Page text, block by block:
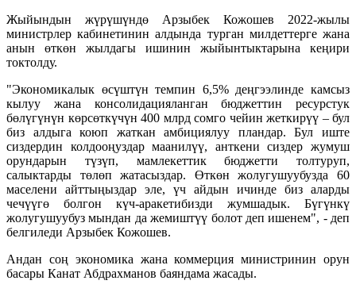
Жыйындын жүрүшүндө Арзыбек Кожошев 2022-жылы
министрлер кабинетинин алдында турган милдеттерге жана
анын өткөн жылдагы ишинин жыйынтыктарына кеңири
токтолду.
"Экономикалык өсүштүн темпин 6,5% деңгээлинде камсыз
кылуу жана консолидацияланган бюджеттин ресурстук
бөлүгүнүн көрсөткүчүн 400 млрд сомго чейин жеткирүү – бул
биз алдыга коюп жаткан амбициялуу пландар. Бул иште
сиздердин колдооңуздар маанилүү, анткени сиздер жумуш
орундарын түзүп, мамлекеттик бюджетти толтуруп,
салыктарды төлөп жатасыздар. Өткөн жолугушуубузда 60
маселени айттыңыздар эле, үч айдын ичинде биз аларды
чечүүгө болгон күч-аракетибизди жумшадык. Бүгүнкү
жолугушуубуз мындан да жемиштүү болот деп ишенем", - деп
белгиледи Арзыбек Кожошев.
Андан соң экономика жана коммерция министринин орун
басары Канат Абдрахманов баяндама жасады.